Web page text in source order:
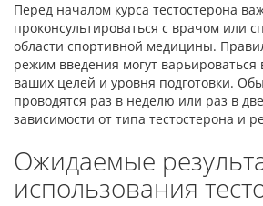
Перед началом курса тестостерона
проконсультироваться с врачом или
области спортивной медицины.
режим введения могут варьироваться
ваших целей и уровня подготовки.
проводятся раз в неделю или раз в
зависимости от типа тестостерона и
Ожидаемые
использования